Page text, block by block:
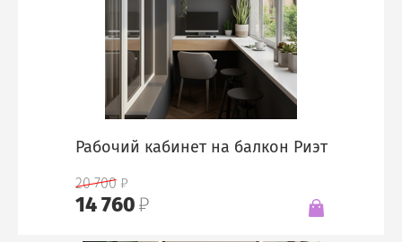
Рабочий кабинет на балкон Риэт
20 700
14 760